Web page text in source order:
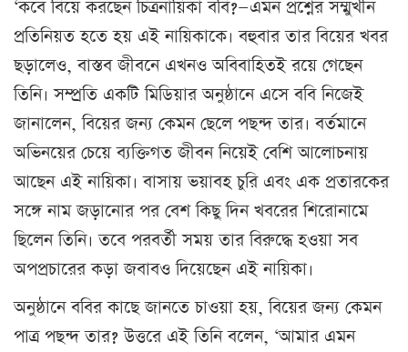
‘কবে বিয়ে করছেন চিত্রনায়িকা ববি?—এমন প্রশ্নের সম্মুখীন
প্রতিনিয়ত হতে হয় এই নায়িকাকে। বহুবার তার বিয়ের খবর
ছড়ালেও, বাস্তব জীবনে এখনও অবিবাহিতই রয়ে গেছেন
তিনি। সম্প্রতি একটি মিডিয়ার অনুষ্ঠানে এসে ববি নিজেই
জানালেন, বিয়ের জন্য কেমন ছেলে পছন্দ তার। বর্তমানে
অভিনয়ের চেয়ে ব্যক্তিগত জীবন নিয়েই বেশি আলোচনায়
আছেন এই নায়িকা। বাসায় ভয়াবহ চুরি এবং এক প্রতারকের
সঙ্গে নাম জড়ানোর পর বেশ কিছু দিন খবরের শিরোনামে
ছিলেন তিনি। তবে পরবর্তী সময় তার বিরুদ্ধে হওয়া সব
অপপ্রচারের কড়া জবাবও দিয়েছেন এই নায়িকা।
অনুষ্ঠানে ববির কাছে জানতে চাওয়া হয়, বিয়ের জন্য কেমন
পাত্র পছন্দ তার? উত্তরে এই তিনি বলেন, ‘আমার এমন